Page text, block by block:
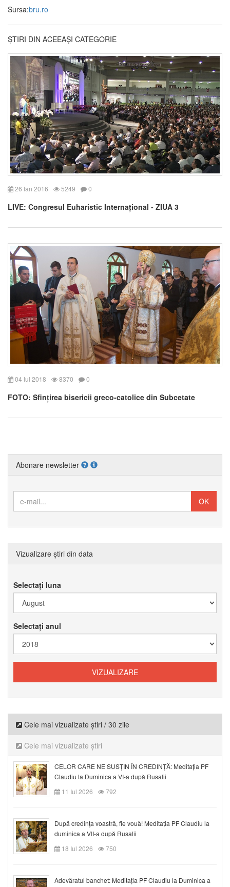
Sursa:bru.ro
ȘTIRI DIN ACEEAȘI CATEGORIE
26 Ian 2016 5249 0
LIVE: Congresul Euharistic Internațional - ZIUA 3
04 Iul 2018 8370 0
FOTO: Sfințirea bisericii greco-catolice din Subcetate
Abonare newsletter
Vizualizare știri din data
Selectați luna
Selectați anul
Cele mai vizualizate știri / 30 zile
Cele mai vizualizate știri
CELOR CARE NE SUSȚIN ÎN CREDINȚĂ: Meditația PF
Claudiu la Duminica a VI-a după Rusalii
11 Iul 2026
792
După credinţa voastră, fie vouă! Meditația PF Claudiu la
duminica a VII-a după Rusalii
18 Iul 2026
750
Adevăratul banchet: Meditația PF Claudiu la Duminica a